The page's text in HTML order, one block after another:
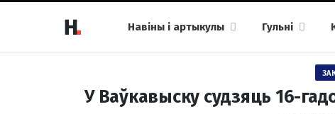
Навіны і артыкулы Гульні
У Ваўкавыску судзяць 16-